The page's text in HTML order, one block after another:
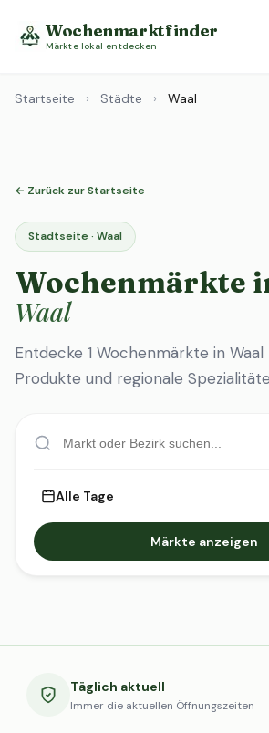
Wochenmarktfinder
Märkte lokal entdecken
Startseite › Städte › Waal
← Zurück zur Startseite
Stadtseite · Waal
Wochenmärkte
Waal
Entdecke 1 Wochenmärkte in
Produkte und regionale
Alle Tage
Märkte anzeigen
Täglich aktuell
Immer die aktuellen Öffnungszeiten